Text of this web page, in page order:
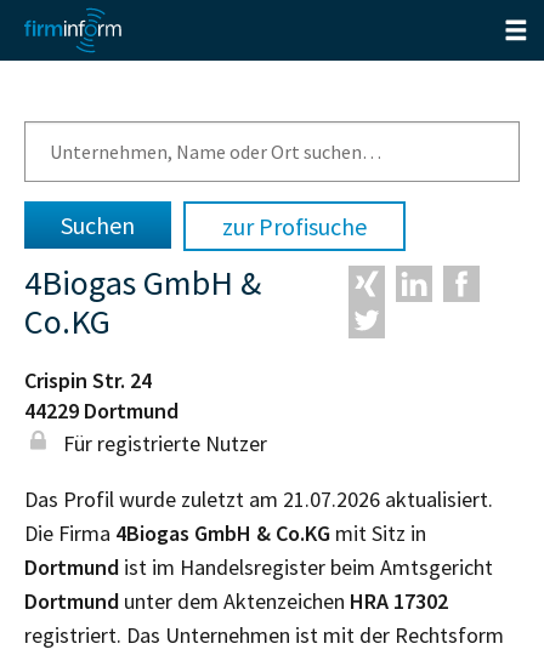
zur Profisuche
4Biogas GmbH &
Co.KG
Crispin Str. 24
44229 Dortmund
Für registrierte Nutzer
Das Profil wurde zuletzt am 21.07.2026 aktualisiert.
Die Firma 4Biogas GmbH & Co.KG mit Sitz in
Dortmund ist im Handelsregister beim Amtsgericht
Dortmund unter dem Aktenzeichen HRA 17302
registriert. Das Unternehmen ist mit der Rechtsform